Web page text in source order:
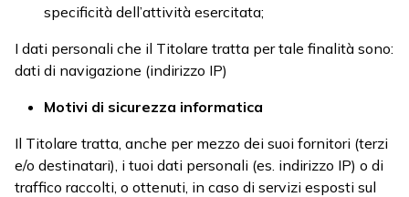
specificità dell’attività esercitata;
I dati personali che il Titolare tratta per tale finalità sono:
dati di navigazione (indirizzo IP)
Motivi di sicurezza informatica
Il Titolare tratta, anche per mezzo dei suoi fornitori (terzi
e/o destinatari), i tuoi dati personali (es. indirizzo IP) o di
traffico raccolti, o ottenuti, in caso di servizi esposti sul